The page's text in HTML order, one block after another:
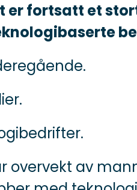
er fortsatt et
overvekt av